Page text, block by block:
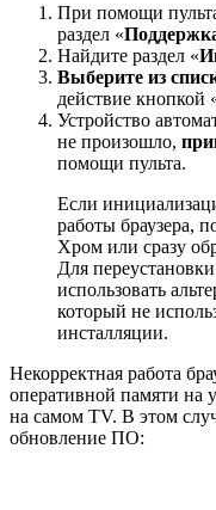
При помощи
раздел «
Найдите раздел «
Выберите из
действие кнопкой
Устройство
не произошло,
помощи пульта.
Если
работы браузера,
Хром или сразу
Для
использовать
который не
инсталляции.
Некорректная работа
оперативной памяти на
на самом TV. В этом
обновление ПО: